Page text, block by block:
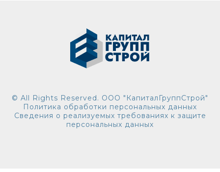
© All Rights Reserved. ООО "КапиталГруппСтрой"
Политика обработки персональных данных
Сведения о реализуемых требованиях к защите
персональных данных